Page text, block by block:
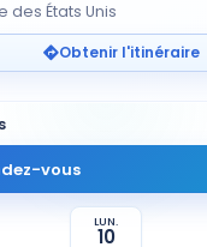
des États Unis
Obtenir l'itinéraire
vous
LUN.
10